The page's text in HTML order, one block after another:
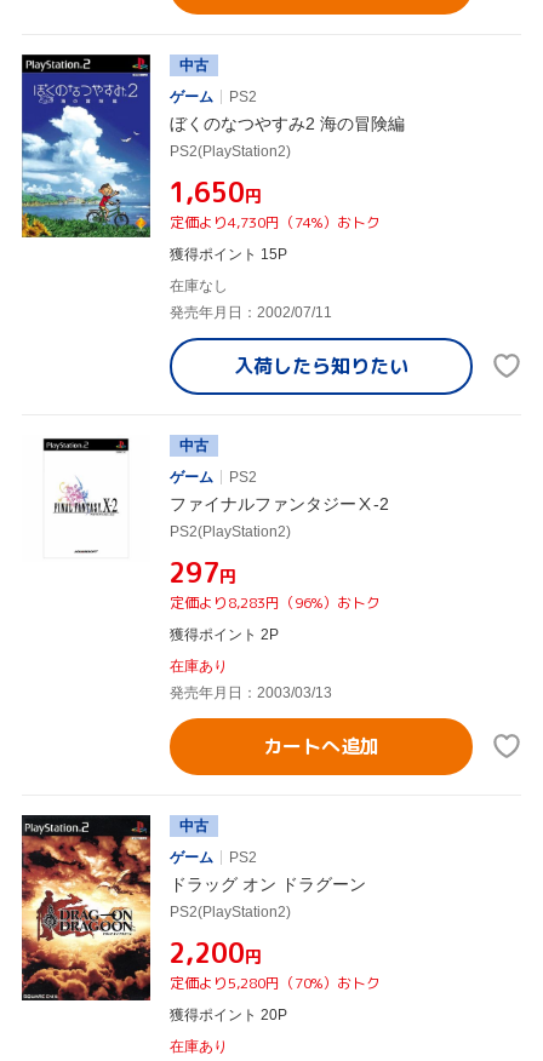
中古
ゲーム
PS2
ぼくのなつやすみ2 海の冒険編
PS2(PlayStation2)
¥1,650円
定価より4,730円（74%）おトク
獲得ポイント 15P
在庫なし
発売年月日：2002/07/11
入荷したら知りたい
中古
ゲーム
PS2
ファイナルファンタジーⅩ-2
PS2(PlayStation2)
¥297円
定価より8,283円（96%）おトク
獲得ポイント 2P
在庫あり
発売年月日：2003/03/13
カートへ追加
中古
ゲーム
PS2
ドラッグ オン ドラグーン
PS2(PlayStation2)
¥2,200円
定価より5,280円（70%）おトク
獲得ポイント 20P
在庫あり